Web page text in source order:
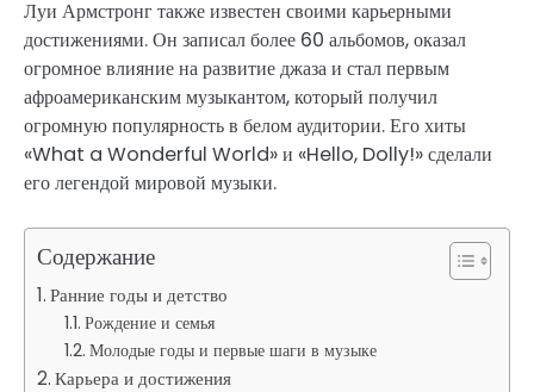
Луи Армстронг также известен своими карьерными
достижениями. Он записал более 60 альбомов, оказал
огромное влияние на развитие джаза и стал первым
афроамериканским музыкантом, который получил
огромную популярность в белом аудитории. Его хиты
«What a Wonderful World» и «Hello, Dolly!» сделали
его легендой мировой музыки.
Содержание
Ранние годы и детство
Рождение и семья
Молодые годы и первые шаги в музыке
Карьера и достижения